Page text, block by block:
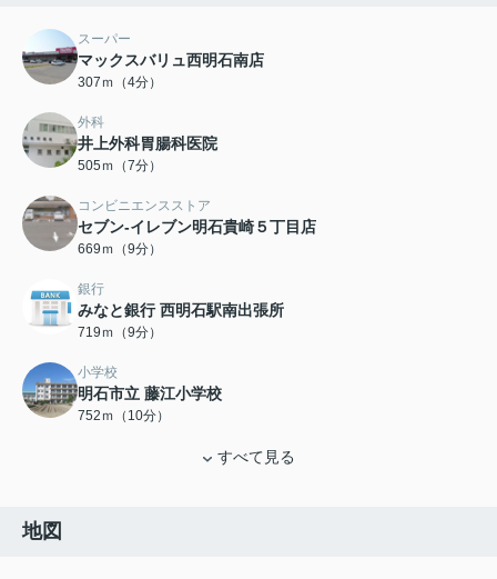
スーパー
マックスバリュ西明石南店
307ｍ（4分）
外科
井上外科胃腸科医院
505ｍ（7分）
コンビニエンスストア
セブン-イレブン明石貴崎５丁目店
669ｍ（9分）
銀行
みなと銀行 西明石駅南出張所
719ｍ（9分）
小学校
明石市立 藤江小学校
752ｍ（10分）
すべて見る
地図